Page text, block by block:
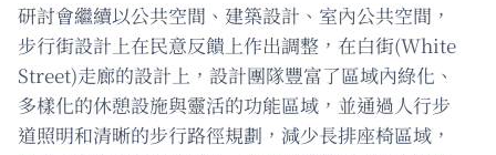
研討會繼續以公共空間、建築設計、室內公共空間，
步行街設計上在民意反饋上作出調整，在白街(White
Street)走廊的設計上，設計團隊豐富了區域內綠化、
多樣化的休憩設施與靈活的功能區域，並通過人行步
道照明和清晰的步行路徑規劃，減少長排座椅區域，